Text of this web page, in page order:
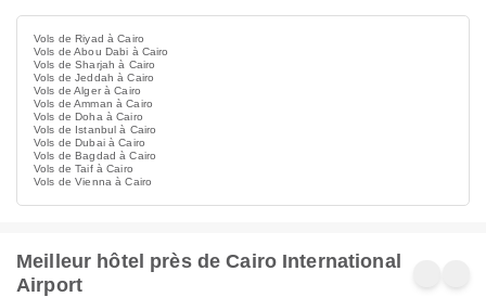
Vols de Riyad à Cairo
Vols de Abou Dabi à Cairo
Vols de Sharjah à Cairo
Vols de Jeddah à Cairo
Vols de Alger à Cairo
Vols de Amman à Cairo
Vols de Doha à Cairo
Vols de Istanbul à Cairo
Vols de Dubai à Cairo
Vols de Bagdad à Cairo
Vols de Taif à Cairo
Vols de Vienna à Cairo
Meilleur hôtel près de Cairo International
Airport